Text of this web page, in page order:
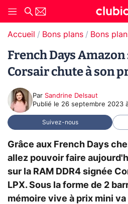
Accueil Bons plans Bons
French Days Amazon
Corsair chute à son
Par Sandrine Delsaut
Publié le 26 septembre 2023
Suivez-nous
Grâce aux French Days
allez pouvoir faire
sur la RAM DDR4 signée
LPX. Sous la forme de 2
mémoire vive à prix mini